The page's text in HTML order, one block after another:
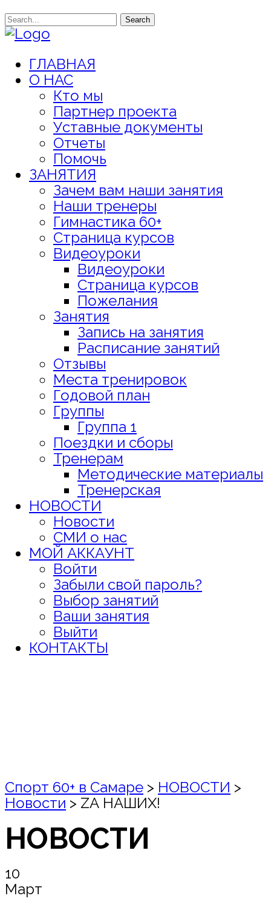
Search
ГЛАВНАЯ
О НАС
Кто мы
Партнер проекта
Уставные документы
Отчеты
Помочь
ЗАНЯТИЯ
Зачем вам наши занятия
Наши тренеры
Гимнастика 60+
Страница курсов
Видеоуроки
Видеоуроки
Страница курсов
Пожелания
Занятия
Запись на занятия
Расписание занятий
Отзывы
Места тренировок
Годовой план
Группы
Группа 1
Поездки и сборы
Тренерам
Методические материалы
Тренерская
НОВОСТИ
Новости
СМИ о нас
МОЙ АККАУНТ
Войти
Забыли свой пароль?
Выбор занятий
Ваши занятия
Выйти
КОНТАКТЫ
Спорт 60+ в Самаре > НОВОСТИ >
Новости > ZА НАШИХ!
НОВОСТИ
10
Март